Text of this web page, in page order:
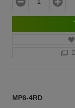
MP6-4RD